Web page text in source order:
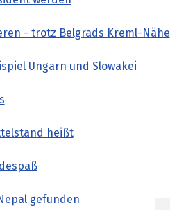
- trotz Belgrads Kreml-Nähe
Ungarn und Slowakei
heißt
gefunden